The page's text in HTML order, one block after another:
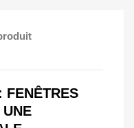
FENÊTRES